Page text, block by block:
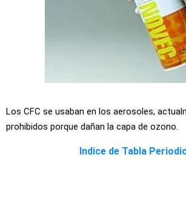
Los CFC se usaban en los aerosoles,
prohibidos porque dañan la capa de ozono.
Indice de Tabla